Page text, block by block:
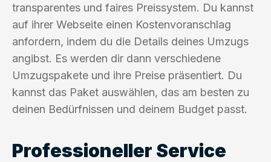
transparentes und faires Preissystem. Du kannst
auf ihrer Webseite einen Kostenvoranschlag
anfordern, indem du die Details deines Umzugs
angibst. Es werden dir dann verschiedene
Umzugspakete und ihre Preise präsentiert. Du
kannst das Paket auswählen, das am besten zu
deinen Bedürfnissen und deinem Budget passt.
Professioneller Service